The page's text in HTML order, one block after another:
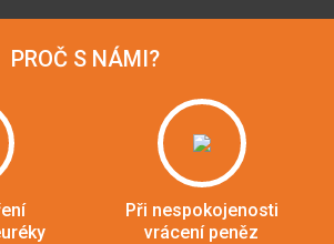
PROČ S NÁMI?
Při nespokojenosti
vrácení peněz